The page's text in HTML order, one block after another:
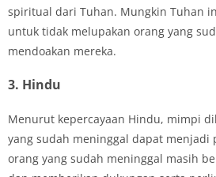
spiritual dari Tuhan. Mungkin Tuhan
untuk tidak melupakan orang yang
mendoakan mereka.
3. Hindu
Menurut kepercayaan Hindu, mimpi
yang sudah meninggal dapat menjadi
orang yang sudah meninggal masih